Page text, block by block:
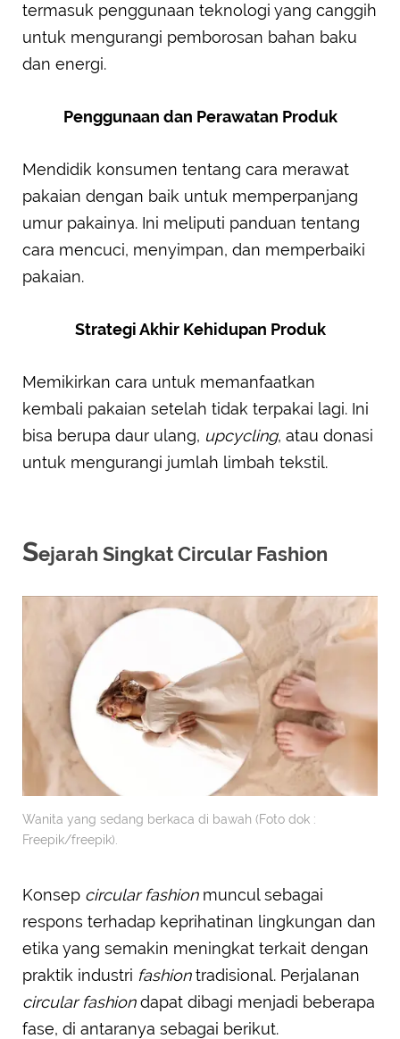
termasuk penggunaan teknologi yang canggih
untuk mengurangi pemborosan bahan baku
dan energi.
Penggunaan dan Perawatan Produk
Mendidik konsumen tentang cara merawat
pakaian dengan baik untuk memperpanjang
umur pakainya. Ini meliputi panduan tentang
cara mencuci, menyimpan, dan memperbaiki
pakaian.
Strategi Akhir Kehidupan Produk
Memikirkan cara untuk memanfaatkan
kembali pakaian setelah tidak terpakai lagi. Ini
bisa berupa daur ulang, upcycling, atau donasi
untuk mengurangi jumlah limbah tekstil.
Sejarah Singkat Circular Fashion
Wanita yang sedang berkaca di bawah (Foto dok :
Freepik/freepik).
Konsep circular fashionmuncul sebagai
respons terhadap keprihatinan lingkungan dan
etika yang semakin meningkat terkait dengan
praktik industri fashiontradisional. Perjalanan
circular fashiondapat dibagi menjadi beberapa
fase, di antaranya sebagai berikut.